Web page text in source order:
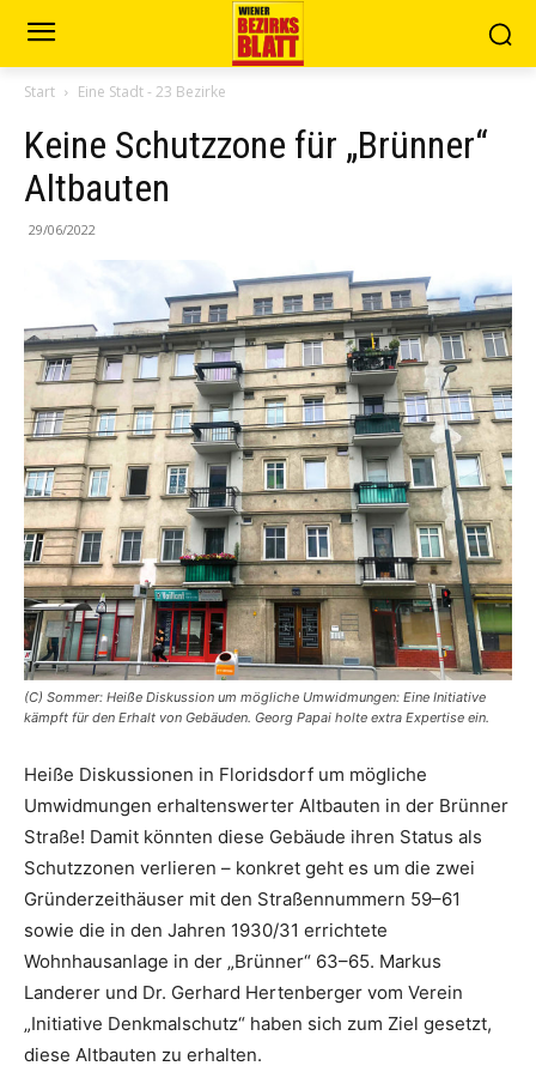
Start Eine Stadt - 23 Bezirke
Keine Schutzzone für „Brünner“
Altbauten
29/06/2022
(C) Sommer: Heiße Diskussion um mögliche Umwidmungen: Eine Initiative
kämpft für den Erhalt von Gebäuden. Georg Papai holte extra Expertise ein.
Heiße Diskussionen in Floridsdorf um mögliche
Umwidmungen erhaltenswerter Altbauten in der Brünner
Straße! Damit könnten diese Gebäude ihren Status als
Schutzzonen verlieren – konkret geht es um die zwei
Gründerzeithäuser mit den Straßennummern 59–61
sowie die in den Jahren 1930/31 errichtete
Wohnhausanlage in der „Brünner“ 63–65. Markus
Landerer und Dr. Gerhard Hertenberger vom Verein
„Initiative Denkmalschutz“ haben sich zum Ziel gesetzt,
diese ­Altbauten zu erhalten.